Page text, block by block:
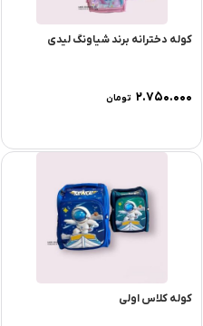
کوله دخترانه برند شیاونگ لیدی
۲.۷۵۰.۰۰۰ تومان
کوله کلاس اولی